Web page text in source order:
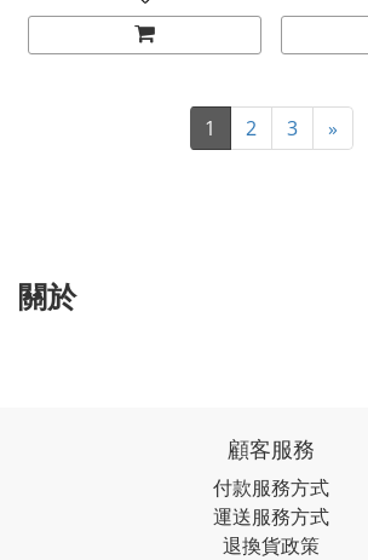
1 2 3 »
關於
顧客服務
付款服務方式
運送服務方式
退換貨政策